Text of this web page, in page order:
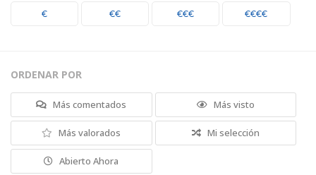
€ €€ €€€ €€€€
ORDENAR POR
Más comentados Más visto
Más valorados Mi selección
Abierto Ahora